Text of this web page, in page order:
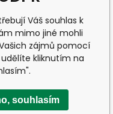
Váš souhlas k
mimo jiné mohli
zájmů pomocí
kliknutím na
souhlasím